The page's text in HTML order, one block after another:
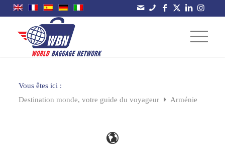
Vous êtes ici :
Destination monde, votre guide du voyageur
Arménie